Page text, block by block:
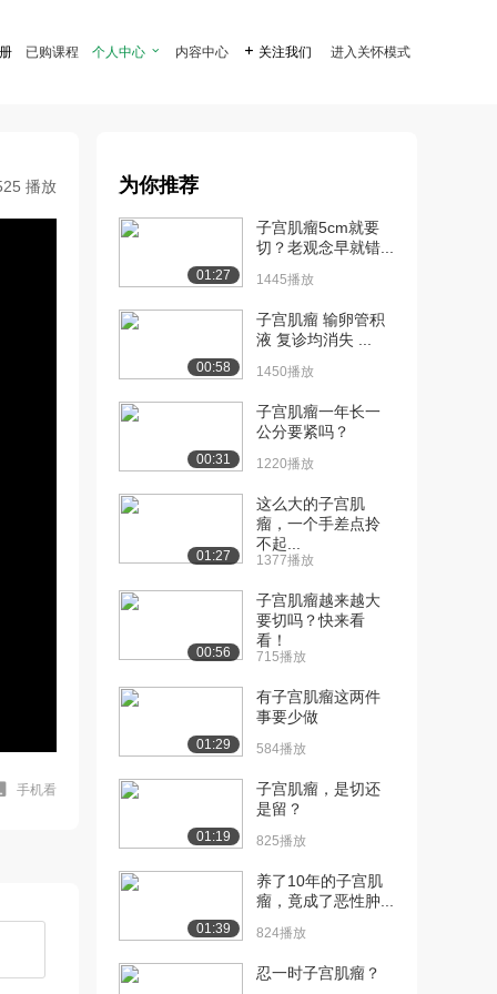
已购课程 个人中心  内容中心  关注我们 进入关怀模式
播放
手机看
为你推荐
01:27
子宫肌瘤5cm就要
切？老观念早就错...
1445播放
00:58
子宫肌瘤 输卵管积
液 复诊均消失 ...
1450播放
00:31
子宫肌瘤一年长一
公分要紧吗？
1220播放
01:27
这么大的子宫肌
瘤，一个手差点拎
不起...
1377播放
00:56
子宫肌瘤越来越大
要切吗？快来看
看！
715播放
01:29
有子宫肌瘤这两件
事要少做
584播放
01:19
子宫肌瘤，是切还
是留？
825播放
01:39
养了10年的子宫肌
瘤，竟成了恶性肿...
824播放
忍一时子宫肌瘤？